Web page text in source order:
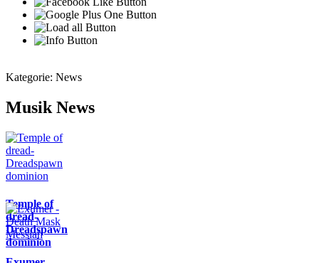
Kategorie: News
Musik News
Temple of
dread-
Dreadspawn
dominion